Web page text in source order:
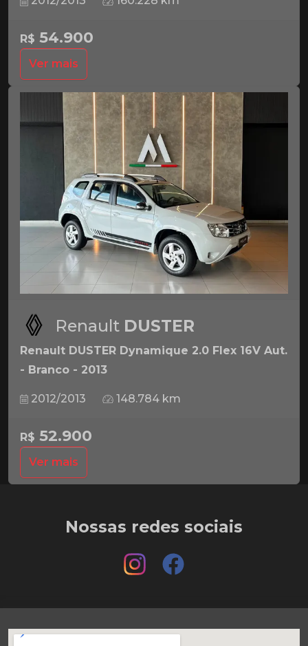
R$ 54.900
Ver mais
Renault DUSTER
Renault DUSTER Dynamique 2.0 Flex 16V Aut.
- Branco - 2013
2012/2013 148.784 km
R$ 52.900
Ver mais
Nossas redes sociais